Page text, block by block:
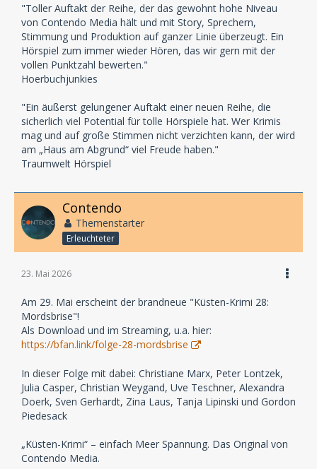
"Toller Auftakt der Reihe, der das gewohnt hohe Niveau
von Contendo Media hält und mit Story, Sprechern,
Stimmung und Produktion auf ganzer Linie überzeugt. Ein
Hörspiel zum immer wieder Hören, das wir gern mit der
vollen Punktzahl bewerten."
Hoerbuchjunkies
"Ein äußerst gelungener Auftakt einer neuen Reihe, die
sicherlich viel Potential für tolle Hörspiele hat. Wer Krimis
mag und auf große Stimmen nicht verzichten kann, der wird
am „Haus am Abgrund“ viel Freude haben."
Traumwelt Hörspiel
Contendo
Themenstarter
Erleuchteter
23. Mai 2026
Am 29. Mai erscheint der brandneue "Küsten-Krimi 28:
Mordsbrise"!
Als Download und im Streaming, u.a. hier:
https://bfan.link/folge-28-mordsbrise
In dieser Folge mit dabei: Christiane Marx, Peter Lontzek,
Julia Casper, Christian Weygand, Uve Teschner, Alexandra
Doerk, Sven Gerhardt, Zina Laus, Tanja Lipinski und Gordon
Piedesack
„Küsten-Krimi“ – einfach Meer Spannung. Das Original von
Contendo Media.